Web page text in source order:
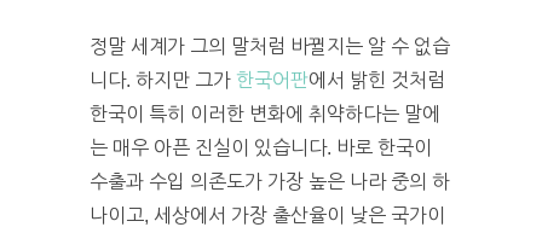
정말 세계가 그의 말처럼 바뀔지는 알 수 없습
니다. 하지만 그가 한국어판에서 밝힌 것처럼
한국이 특히 이러한 변화에 취약하다는 말에
는 매우 아픈 진실이 있습니다. 바로 한국이
수출과 수입 의존도가 가장 높은 나라 중의 하
나이고, 세상에서 가장 출산율이 낮은 국가이